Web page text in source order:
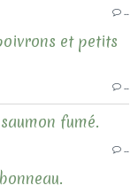
et petits
fumé.